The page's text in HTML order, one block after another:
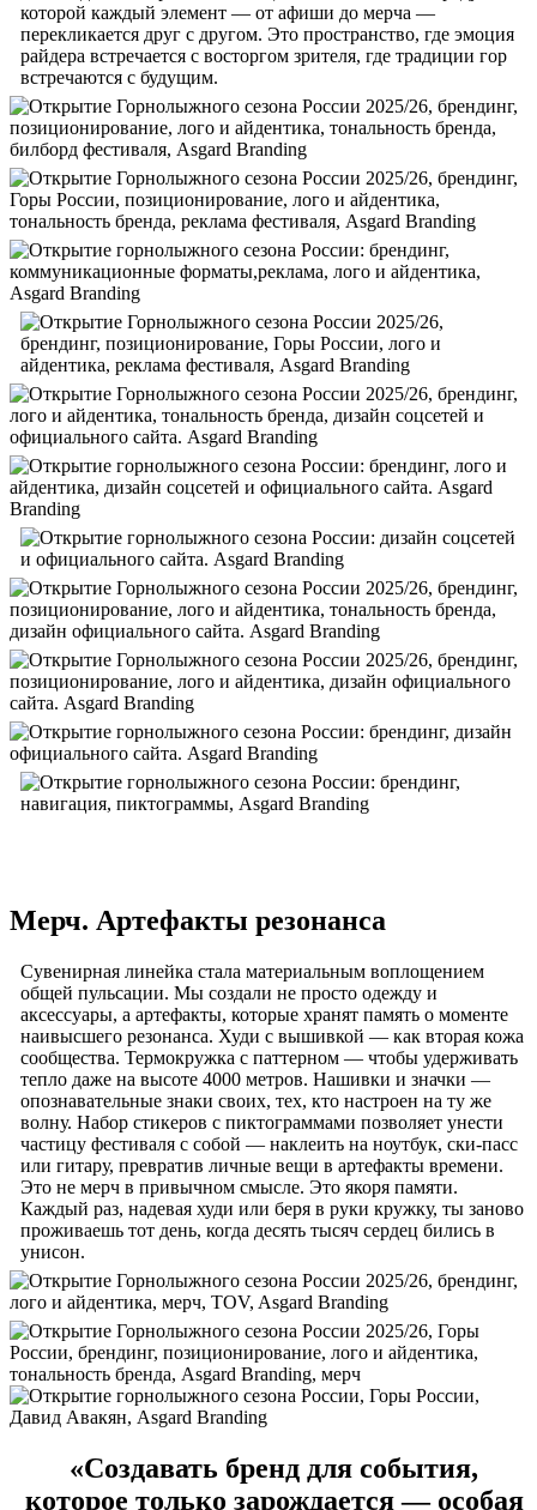
которой каждый элемент — от афиши до мерча —
перекликается друг с другом. Это пространство, где эмоция
райдера встречается с восторгом зрителя, где традиции гор
встречаются с будущим.
Мерч. Артефакты резонанса
Сувенирная линейка стала материальным воплощением
общей пульсации. Мы создали не просто одежду и
аксессуары, а артефакты, которые хранят память о моменте
наивысшего резонанса. Худи с вышивкой — как вторая кожа
сообщества. Термокружка с паттерном — чтобы удерживать
тепло даже на высоте 4000 метров. Нашивки и значки —
опознавательные знаки своих, тех, кто настроен на ту же
волну. Набор стикеров с пиктограммами позволяет унести
частицу фестиваля с собой — наклеить на ноутбук, ски-пасс
или гитару, превратив личные вещи в артефакты времени.
Это не мерч в привычном смысле. Это якоря памяти.
Каждый раз, надевая худи или беря в руки кружку, ты заново
проживаешь тот день, когда десять тысяч сердец бились в
унисон.
«Создавать бренд для события,
которое только зарождается — особая